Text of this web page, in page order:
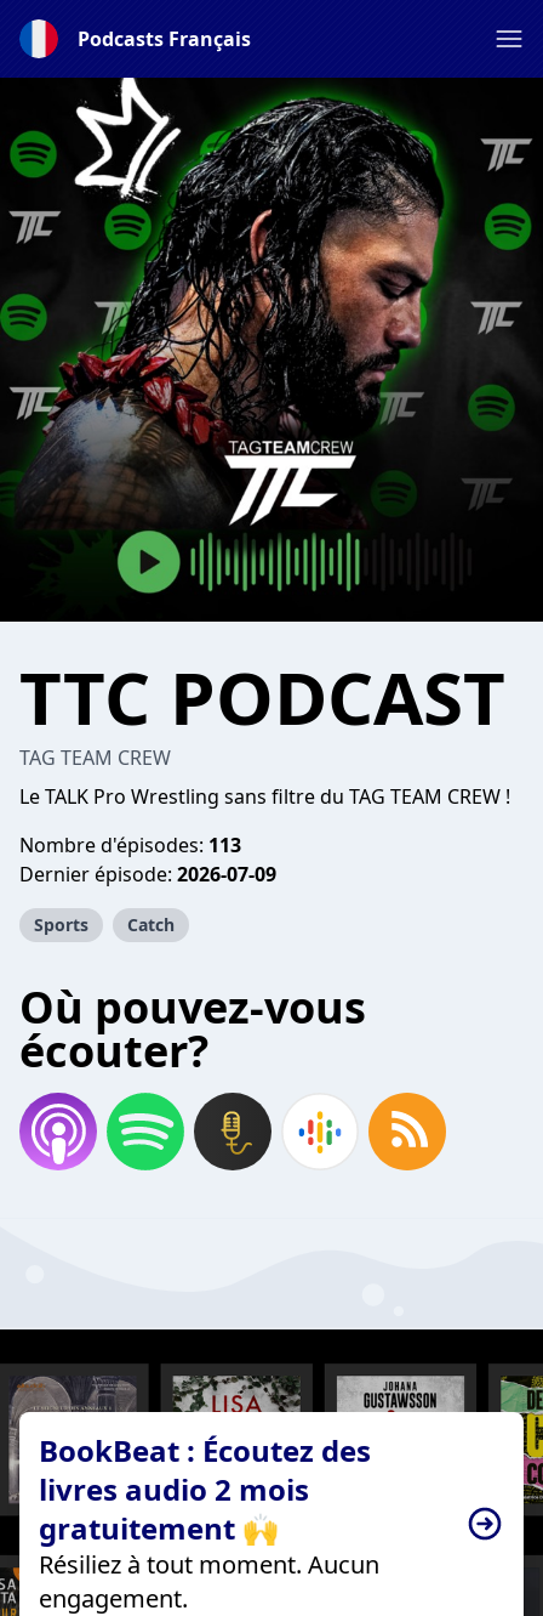
Podcasts Français
TTC PODCAST
TAG TEAM CREW
Le TALK Pro Wrestling sans filtre du TAG TEAM CREW !
Nombre d'épisodes: 113
Dernier épisode: 2026-07-09
Sports Catch
Où pouvez-vous
écouter?
BookBeat : Écoutez des
livres audio 2 mois
gratuitement 🙌
Résiliez à tout moment. Aucun
engagement.